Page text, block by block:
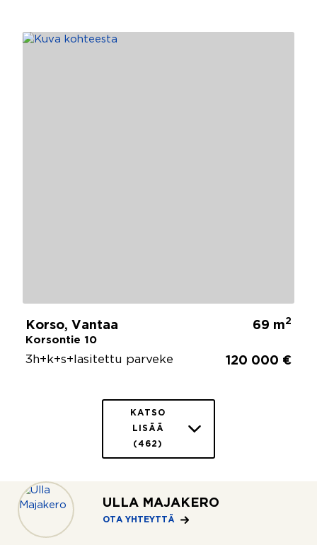
ULLA MAJAKERO
OTA YHTEYTTÄ
Korso, Vantaa
Korsontie 10
69 m2
3h+k+s+lasitettu parveke 120 000 €
KATSO
LISÄÄ
(462)